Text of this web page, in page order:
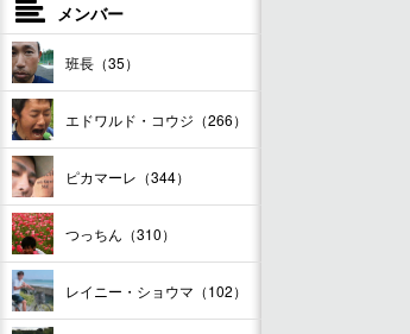
メンバー
班長（35）
エドワルド・コウジ（266）
ピカマーレ（344）
つっちん（310）
レイニー・ショウマ（102）